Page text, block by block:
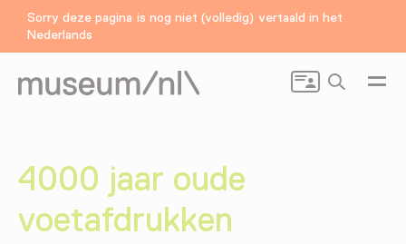
Sorry deze pagina is nog niet (volledig) vertaald in het
Nederlands
Zoeken
4000 jaar oude
voetafdrukken